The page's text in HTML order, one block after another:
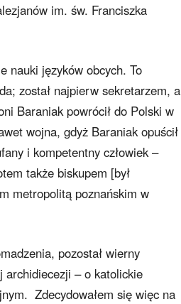
im. św. Franciszka
nauki języków obcych. To
został najpierw sekretarzem, a
Baraniak powrócił do Polski w
wojna, gdyż Baraniak opuścił
i kompetentny człowiek –
także biskupem [był
metropolitą poznańskim w
pozostał wierny
archidiecezji – o katolickie
Zdecydowałem się więc na